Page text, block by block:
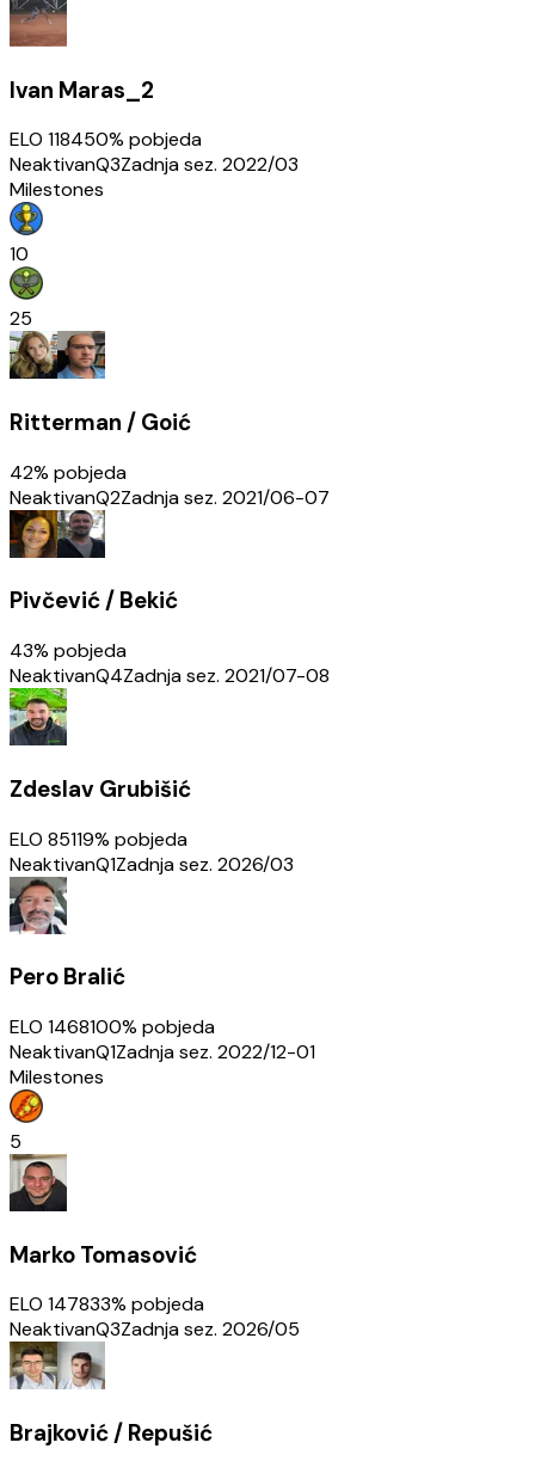
Ivan Maras_2
ELO 118450% pobjeda
NeaktivanQ3Zadnja sez. 2022/03
Milestones
10
25
Ritterman / Goić
42% pobjeda
NeaktivanQ2Zadnja sez. 2021/06-07
Pivčević / Bekić
43% pobjeda
NeaktivanQ4Zadnja sez. 2021/07-08
Zdeslav Grubišić
ELO 85119% pobjeda
NeaktivanQ1Zadnja sez. 2026/03
Pero Bralić
ELO 1468100% pobjeda
NeaktivanQ1Zadnja sez. 2022/12-01
Milestones
5
Marko Tomasović
ELO 147833% pobjeda
NeaktivanQ3Zadnja sez. 2026/05
Brajković / Repušić